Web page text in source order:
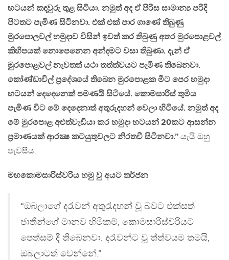
භටයන් කඳවුරු තුළ සිටියා. නමුත් අද ඒ පිරිස සාමාන්‍ය පරිදි
පිටතට පැමිණ සිටිනවා. එක් එක් පාර ගාණේ තිබුණු
මුරපොලවල් හමුදාව විසින් ඉවත් කර තිබුණු අතර මුරපොළවල්
කිහිපයක් නොපෙනෙන අන්දමට වසා තිබුණා. දැන් ඒ
මුරපොළවල් නැවතත් යථා තත්ත්වයට පැමිණ තිබෙනවා.
කෝණ්ඩාවිල් ප‍්‍රදේශයේ තිබෙන මුරපොළක මීට පෙර හමුදා
භටයන් දෙදෙනෙක් පමණයි සිටියේ. කොමසාරිස් තුමිය
පැමිණ විට මේ දෙදෙනාත් අතුරුදහන් වෙලා හිටියේ. නමුත් අද
මේ මුරපොළ අළුත්වැඩියා කර හමුදා භටයන් 20කට ආසන්න
ප්‍රමාණයක් ආරක්‍ෂ කටයුතුවලට නිරතවී සිටිනවා.” යැයි ඔහු
පැවසීය.
මහකොමසාරිස්වරිය හමු වු අයට තර්ජන
“ඔබලාගේ දරැවන් අතුරැදහන් වූ බවට එක්සත්
ජාතීන්ගේ මානව හිමිකම්, කොමසාරිස්වරියට
පෙත්සම් දී තිබෙනවා. දරැවන්ට වූ ත්ත්වයම තමයි,
ඔබලාටත් වෙන්නේ.”